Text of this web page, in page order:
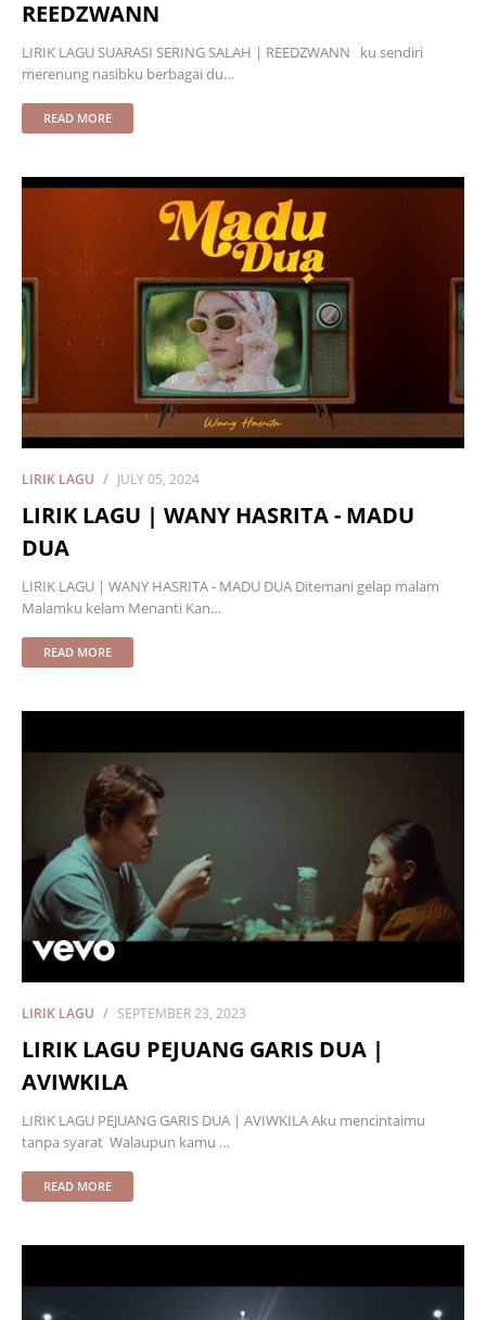
REEDZWANN
LIRIK LAGU SUARASI SERING SALAH | REEDZWANN ku sendiri
merenung nasibku berbagai du…
READ MORE
LIRIK LAGU JULY 05, 2024
LIRIK LAGU | WANY HASRITA - MADU
DUA
LIRIK LAGU | WANY HASRITA - MADU DUA Ditemani gelap malam
Malamku kelam Menanti Kan…
READ MORE
LIRIK LAGU SEPTEMBER 23, 2023
LIRIK LAGU PEJUANG GARIS DUA |
AVIWKILA
LIRIK LAGU PEJUANG GARIS DUA | AVIWKILA Aku mencintaimu
tanpa syarat Walaupun kamu …
READ MORE